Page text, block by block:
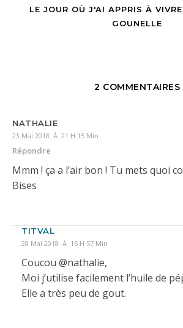
LE JOUR OÙ J'AI APPRIS À
GOUNELLE
2 COMMENTAIRES
NATHALIE
23 Mai 2018 À 21 H 15 Min
Répondre
Mmm ! ça a l’air bon ! Tu mets quoi
Bises
TITVAL
28 Mai 2018 À 15 H 57 Min
Coucou @nathalie,
Moi j’utilise facilement l’huile de
Elle a très peu de gout.